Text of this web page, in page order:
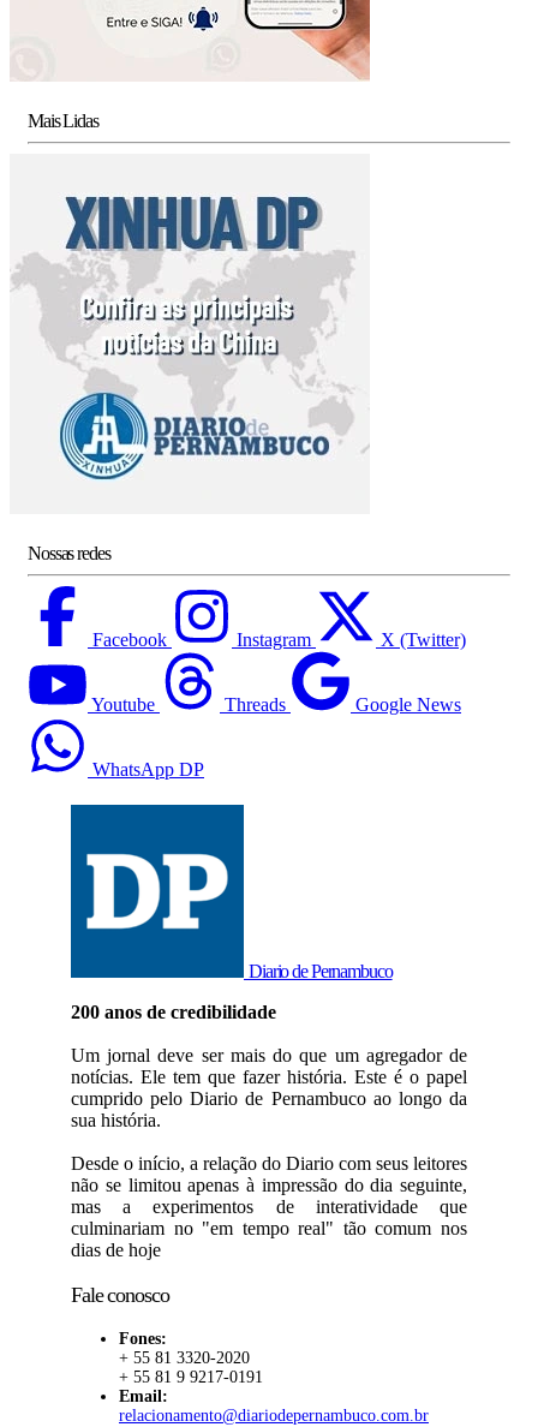
Mais Lidas
Nossas redes
Facebook Instagram X (Twitter)
Youtube Threads Google News
WhatsApp DP
Diario de Pernambuco
200 anos de credibilidade
Um jornal deve ser mais do que um agregador de
notícias. Ele tem que fazer história. Este é o papel
cumprido pelo Diario de Pernambuco ao longo da
sua história.
Desde o início, a relação do Diario com seus leitores
não se limitou apenas à impressão do dia seguinte,
mas a experimentos de interatividade que
culminariam no "em tempo real" tão comum nos
dias de hoje
Fale conosco
Fones:
+ 55 81 3320-2020
+ 55 81 9 9217-0191
Email:
relacionamento@diariodepernambuco.com.br